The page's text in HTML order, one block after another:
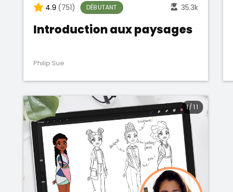
4.9 (751) DÉBUTANT 35.3k
Introduction aux paysages
Philip Sue
1/11